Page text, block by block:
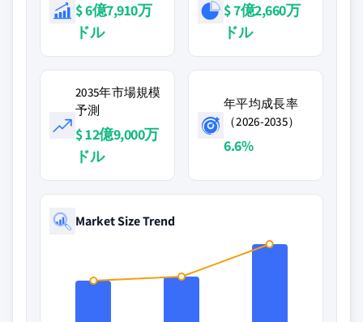
$ 6億7,910万
ドル
$ 7億2,660万
ドル
2035年市場規模
予測
$ 12億9,000万
ドル
年平均成長率
（2026-2035）
6.6%
Market Size Trend